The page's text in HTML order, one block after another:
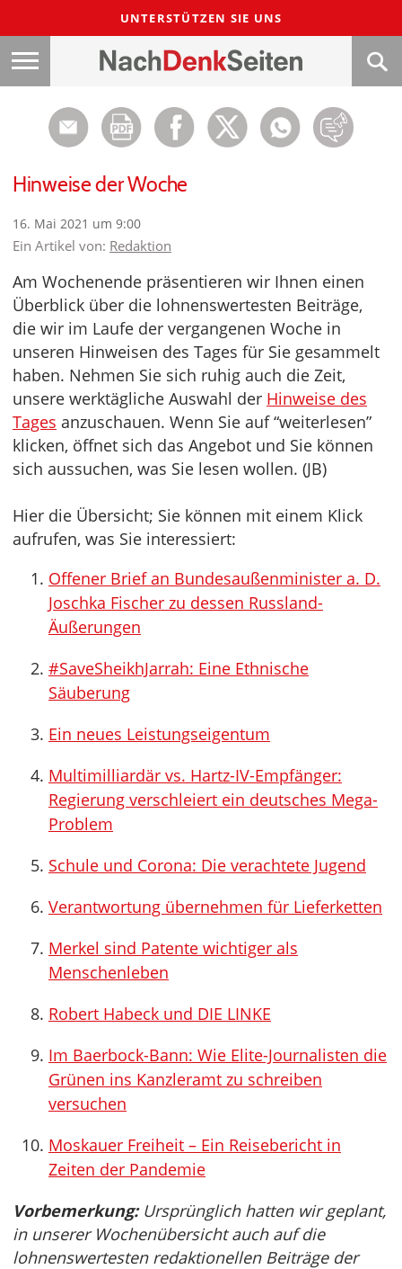
UNTERSTÜTZEN SIE UNS
Hinweise der Woche
16. Mai 2021 um 9:00
Ein Artikel von: Redaktion
Am Wochenende präsentieren wir Ihnen einen
Überblick über die lohnenswertesten Beiträge,
die wir im Laufe der vergangenen Woche in
unseren Hinweisen des Tages für Sie gesammelt
haben. Nehmen Sie sich ruhig auch die Zeit,
unsere werktägliche Auswahl der Hinweise des
Tages anzuschauen. Wenn Sie auf “weiterlesen”
klicken, öffnet sich das Angebot und Sie können
sich aussuchen, was Sie lesen wollen. (JB)
Hier die Übersicht; Sie können mit einem Klick
aufrufen, was Sie interessiert:
Offener Brief an Bundesaußenminister a. D.
Joschka Fischer zu dessen Russland-
Äußerungen
#SaveSheikhJarrah: Eine Ethnische
Säuberung
Ein neues Leistungseigentum
Multimilliardär vs. Hartz-IV-Empfänger:
Regierung verschleiert ein deutsches Mega-
Problem
Schule und Corona: Die verachtete Jugend
Verantwortung übernehmen für Lieferketten
Merkel sind Patente wichtiger als
Menschenleben
Robert Habeck und DIE LINKE
Im Baerbock-Bann: Wie Elite-Journalisten die
Grünen ins Kanzleramt zu schreiben
versuchen
Moskauer Freiheit – Ein Reisebericht in
Zeiten der Pandemie
Vorbemerkung:Ursprünglich hatten wir geplant,
in unserer Wochenübersicht auch auf die
lohnenswertesten redaktionellen Beiträge der